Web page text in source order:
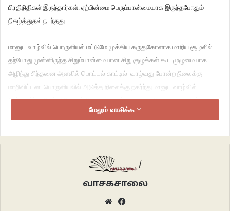
பிரதிநிதிகள் இருந்தார்கள். ஏற்பின்மை பெரும்பான்மையாக இருந்தபோதும்
நிகழ்த்துதல் நடந்தது.
மானுட வாழ்வில் பொருளியல் மட்டுமே முக்கிய கருதுகோளாக மாறிய சூழலில்
தற்போது முன்னிருந்த சிறும்பான்மையான சிறு குழுக்கள் கூட முழுமையாக
அழிந்து சிந்தனை அளவில் பொட்டல் காட்டில் வாழ்வது போன்ற நிலைக்கு
மாறிவிட்டன. பொருளியலில் அடுத்த நிலைக்கு நகர்ந்து மானுட வாழ்வில்
பின்னகர்ந்து தேங்கி போகும் நிலையைதான் காணமுடிகிறது. சாமானியர்
ஒருவரின் இருப்பில் கடந்த இருபத்தைந்து ஆண்டுகளை ஒப்புமைப் படுத்தி
நாஞ்சில் தமிழகத்தின் பிற நிலங்களிலிருந்து முற்றிலும் மாறுபட்டது. கேரளத்தின்
மலையும் தென்னக எல்லையில் கடலும், இடையில் மலை சார்ந்து கானகமும்,
மேலும் வாசிக்க
வாசகசாலை
Website